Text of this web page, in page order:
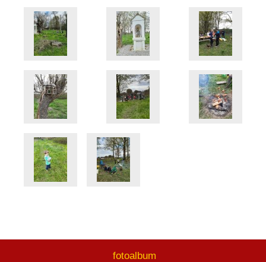
fotoalbum